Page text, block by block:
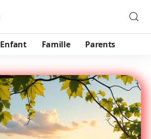
Enfant Famille Parents